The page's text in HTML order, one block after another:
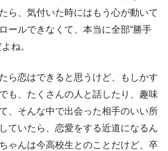
ら、気付いた時にはもう心が動いて
ールできなくて、本当に全部“勝手
ね。
ら恋はできると思うけど、もしかす
も、たくさんの人と話したり、趣味
、そんな中で出会った相手のいい所
ていたら、恋愛をする近道になるん
ゃんは今高校生とのことだけど、卒